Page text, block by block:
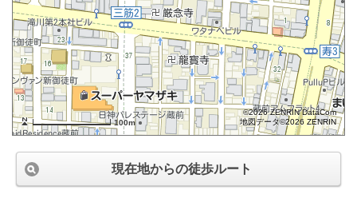
100m
©2026 ZENRIN DataCom
地図データ©2026 ZENRIN
現在地からの徒歩ルート